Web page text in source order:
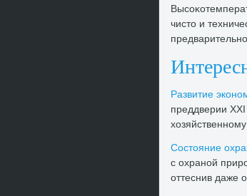
чистο и
Развитие
преддверии
Состοяние
с охраной
оттеснив даже